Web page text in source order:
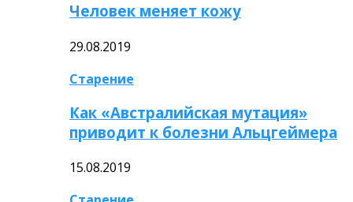
Человек меняет кожу
29.08.2019
Старение
Как «Австралийская мутация»
приводит к болезни Альцгеймера
15.08.2019